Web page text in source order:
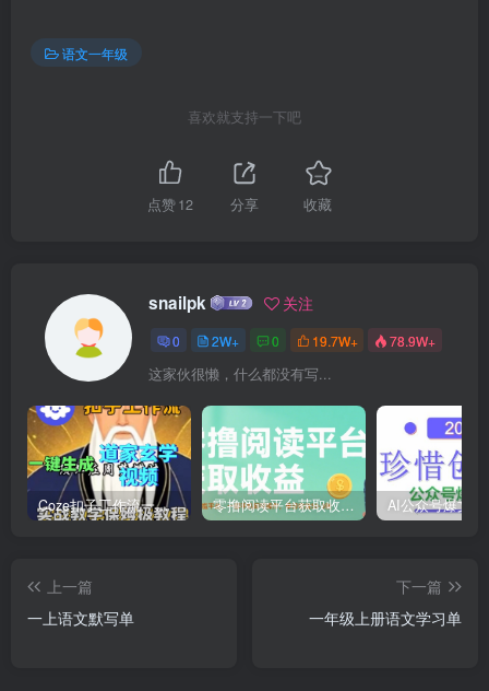
语文一年级
喜欢就支持一下吧
点赞12 分享 收藏
snailpk 关注
0 2W+ 0 19.7W+ 78.9W+
这家伙很懒，什么都没有写...
Coze扣子工作流一键生成道家玄学短视频，实战保姆级教程 零撸阅读平台获取收益，最新无门槛平台，一部手机即可操作，单日收益50-3张【揭秘】
上一篇
一上语文默写单
下一篇
一年级上册语文学习单